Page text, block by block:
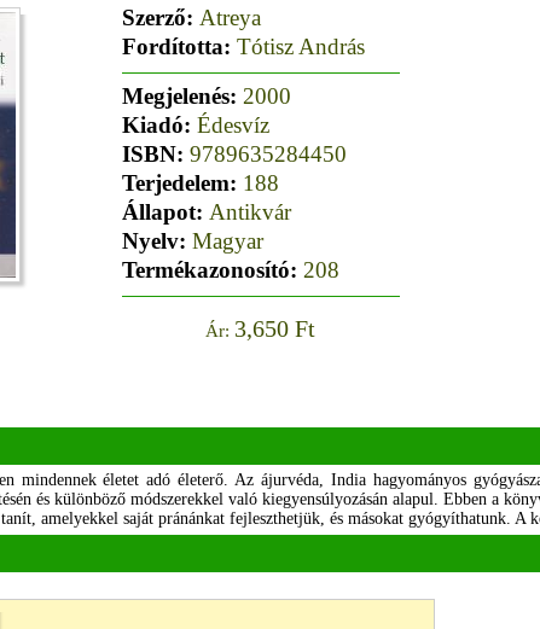
Szerző: Atreya
Fordította: Tótisz András
Megjelenés: 2000
Kiadó: Édesvíz
ISBN: 9789635284450
Terjedelem: 188
Állapot: Antikvár
Nyelv: Magyar
Termékazonosító: 208
Ár: 3,650 Ft
mindennek életet adó életerő. Az ájurvéda, India hagyományos
és különböző módszerekkel való kiegyensúlyozásán alapul. Ebben a
amelyekkel saját pránánkat fejleszthetjük, és másokat gyógyíthatunk. A